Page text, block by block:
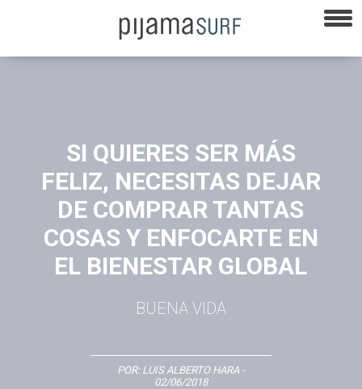
SI QUIERES SER MÁS
FELIZ, NECESITAS DEJAR
DE COMPRAR TANTAS
COSAS Y ENFOCARTE EN
EL BIENESTAR GLOBAL
BUENA VIDA
POR: LUIS ALBERTO HARA-
02/06/2018